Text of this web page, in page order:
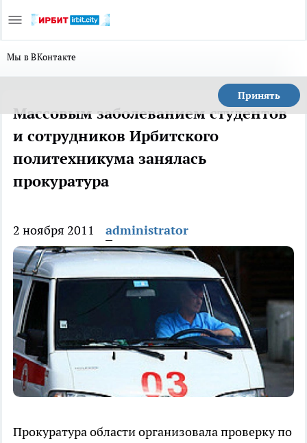
Мы в ВКонтакте
Принять
Массовым заболеванием студентов
и сотрудников Ирбитского
политехникума занялась
прокуратура
2 ноября 2011 administrator
Прокуратура области организовала проверку по